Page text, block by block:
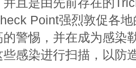
且是由先前存在的
Point强烈敦促各
的警惕，并在成为感染
些感染进行扫描，以防